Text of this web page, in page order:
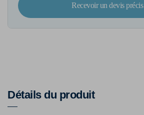
Recevoir un devis précis
Détails du produit